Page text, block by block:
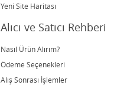
Yeni Site Haritası
Alıcı ve Satıcı Rehberi
Nasıl Ürün Alırım?
Ödeme Seçenekleri
Alış Sonrası İşlemler